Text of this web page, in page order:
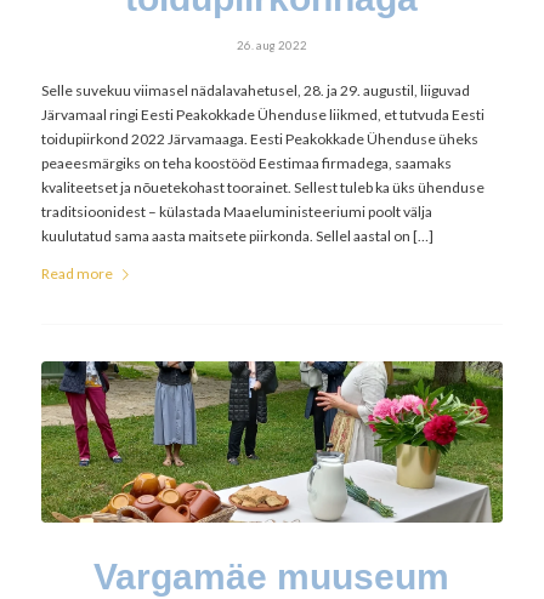
26. aug 2022
Selle suvekuu viimasel nädalavahetusel, 28. ja 29. augustil, liiguvad
Järvamaal ringi Eesti Peakokkade Ühenduse liikmed, et tutvuda Eesti
toidupiirkond 2022 Järvamaaga. Eesti Peakokkade Ühenduse üheks
peaeesmärgiks on teha koostööd Eestimaa firmadega, saamaks
kvaliteetset ja nõuetekohast toorainet. Sellest tuleb ka üks ühenduse
traditsioonidest – külastada Maaeluministeeriumi poolt välja
kuulutatud sama aasta maitsete piirkonda. Sellel aastal on […]
Read more
Vargamäe muuseum